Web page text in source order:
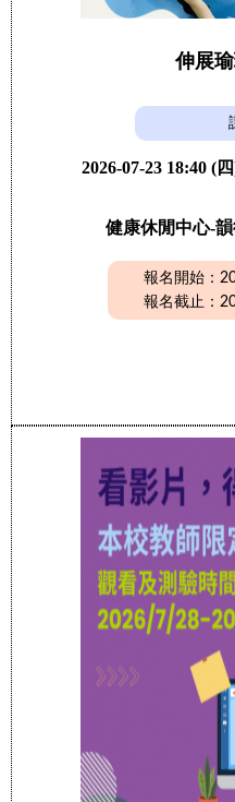
伸展
2026-07-23 18:40 (
健康休閒中心-
報名開始：
報名截止：